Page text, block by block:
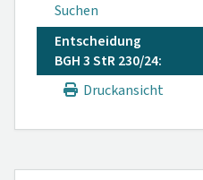
Suchen
Entscheidung
BGH 3 StR 230/24:
Druckansicht